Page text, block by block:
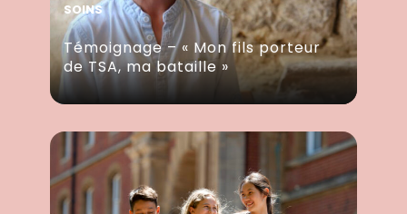
SOINS
Témoignage – « Mon fils porteur
de TSA, ma bataille »